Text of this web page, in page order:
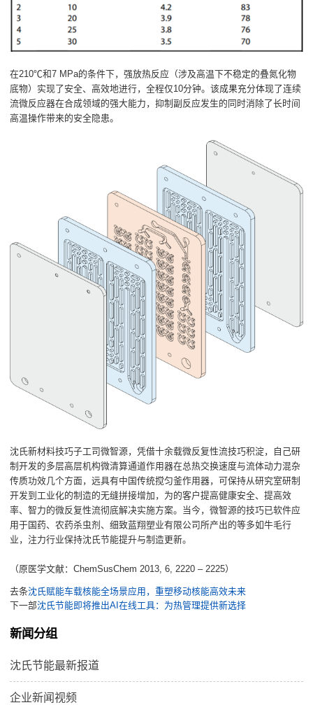
在210℃和7 MPa的条件下，强放热反应（涉及高温下不稳定的叠氮化物
底物）实现了安全、高效地进行，全程仅10分钟。该成果充分体现了连续
流微反应器在合成领域的强大能力，抑制副反应发生的同时消除了长时间
高温操作带来的安全隐患。
沈氏新材料技巧子工司微智源，凭借十余载微反复性流技巧积淀，自己研
制开发的多层高层机构微清算通道作用器在总热交换速度与流体动力混杂
传质功效几个方面，远具有中国传统搅匀釜作用器，可保持从研究室研制
开发到工业化的制造的无缝拼接增加，为的客户提高健康安全、提高效
率、智力的微反复性流彻底解决实施方案。当今，微智源的技巧已软件应
用于国药、农药杀虫剂、细致蓝翔塑业有限公司所产出的等多如牛毛行
业，注力行业保持沈氏节能提升与制造更新。
（原医学文献：ChemSusChem 2013, 6, 2220 – 2225）
去条沈氏赋能车载核能全场景应用，重塑移动核能高效未来
下一部沈氏节能即将推出AI在线工具：为热管理提供新选择
新闻分组
沈氏节能最新报道
企业新闻视频